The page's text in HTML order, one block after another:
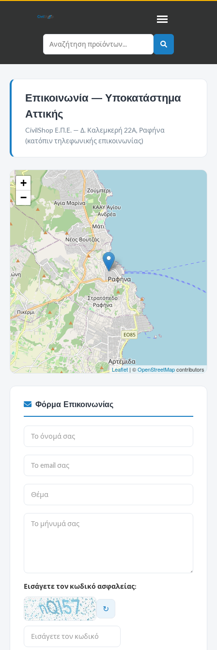
Επικοινωνία — Υποκατάστημα
Αττικής
CivilShop Ε.Π.Ε. — Δ. Καλεμκερή 22Α, Ραφήνα
(κατόπιν τηλεφωνικής επικοινωνίας)
+
−
Leaflet | ©OpenStreetMapcontributors
Φόρμα Επικοινωνίας
Εισάγετε τον κωδικό ασφαλείας:
↻